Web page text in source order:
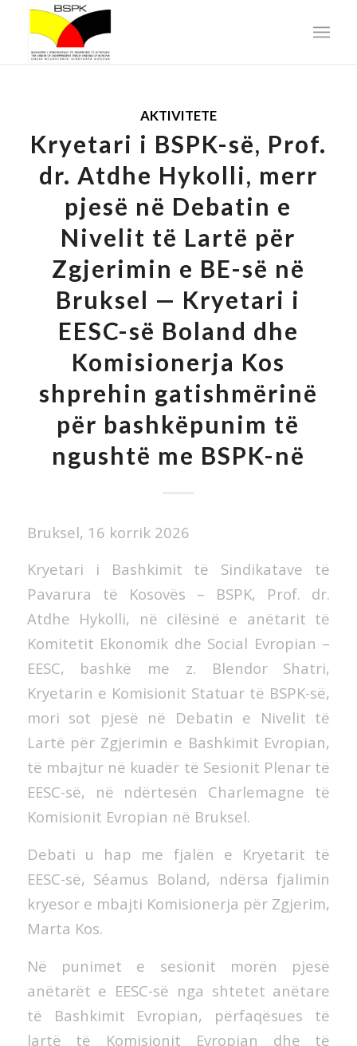
AKTIVITETE
Kryetari i BSPK-së, Prof.
dr. Atdhe Hykolli, merr
pjesë në Debatin e
Nivelit të Lartë për
Zgjerimin e BE-së në
Bruksel — Kryetari i
EESC-së Boland dhe
Komisionerja Kos
shprehin gatishmërinë
për bashkëpunim të
ngushtë me BSPK-në
Bruksel, 16 korrik 2026
Kryetari i Bashkimit të Sindikatave të
Pavarura të Kosovës – BSPK, Prof. dr.
Atdhe Hykolli, në cilësinë e anëtarit të
Komitetit Ekonomik dhe Social Evropian –
EESC, bashkë me z. Blendor Shatri,
Kryetarin e Komisionit Statuar të BSPK-së,
mori sot pjesë në Debatin e Nivelit të
Lartë për Zgjerimin e Bashkimit Evropian,
të mbajtur në kuadër të Sesionit Plenar të
EESC-së, në ndërtesën Charlemagne të
Komisionit Evropian në Bruksel.
Debati u hap me fjalën e Kryetarit të
EESC-së, Séamus Boland, ndërsa fjalimin
kryesor e mbajti Komisionerja për Zgjerim,
Marta Kos.
Në punimet e sesionit morën pjesë
anëtarët e EESC-së nga shtetet anëtare
të Bashkimit Evropian, përfaqësues të
lartë të Komisionit Evropian dhe të